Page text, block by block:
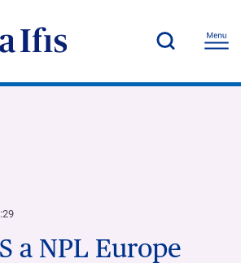
a NPL Europe